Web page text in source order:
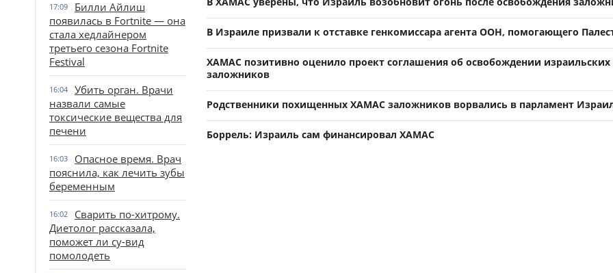
17:09
Билли Айлиш
появилась в Fortnite — она
стала хедлайнером
третьего сезона Fortnite
Festival
16:04
Убить орган. Врачи
назвали самые
токсические вещества для
печени
16:03
Опасное время. Врач
пояснила, как лечить зубы
беременным
16:02
Сварить по-хитрому.
Диетолог рассказала,
поможет ли су-вид
помолодеть
В Израиле призвали к отставке генкомиссара агента ООН, помогающего
ХАМАС позитивно оценило проект соглашения об освобождении израильских
заложников
Родственники похищенных ХАМАС заложников ворвались в парламент
Боррель: Израиль сам финансировал ХАМАС